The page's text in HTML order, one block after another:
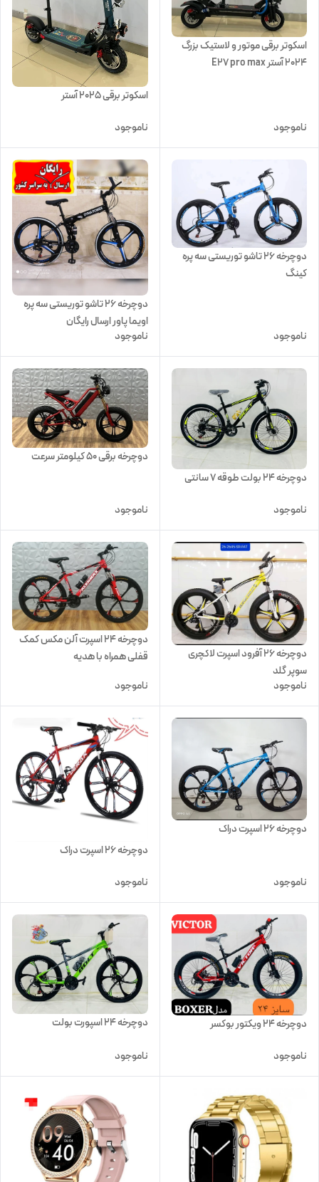
اسکوتر برقی موتور و لاستیک بزرگ
2024 آستر E27 pro max
ناموجود
اسکوتر برقی 2025 آستر
ناموجود
دوچرخه ۲۶ تاشو توریستی سه پره
کینگ
ناموجود
دوچرخه ۲۶ تاشو توریستی سه پره
اویما پاور ارسال رایگان
ناموجود
دوچرخه 24 بولت طوقه 7 سانتی
ناموجود
دوچرخه برقی 50 کیلومتر سرعت
ناموجود
دوچرخه 26 آفرود اسپرت لاکچری
سوپر گلد
ناموجود
دوچرخه 24 اسپرت آلن مکس کمک
قفلی همراه با هدیه
ناموجود
دوچرخه ۲۶ اسپرت دراک
ناموجود
دوچرخه ۲۶ اسپرت دراک
ناموجود
دوچرخه 24 ویکتور بوکسر
ناموجود
دوچرخه 24 اسپورت بولت
ناموجود